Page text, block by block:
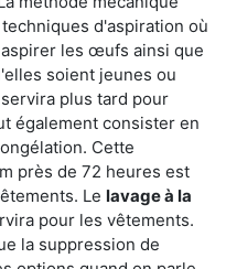
d'aspiration où
aspirer les œufs ainsi que
soient jeunes ou
plus tard pour
également consister en
Cette
près de 72 heures est
Le lavage à la
pour les vêtements.
la suppression de